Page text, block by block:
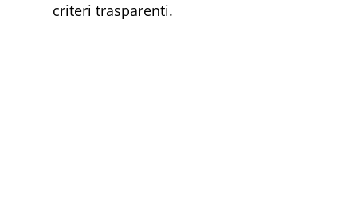
criteri trasparenti.